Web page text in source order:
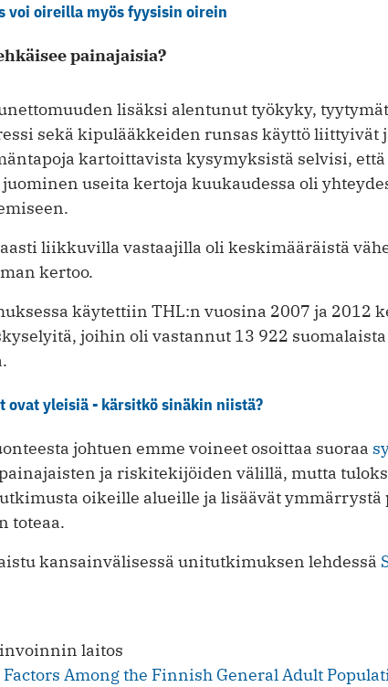
voi oireilla myös fyysisin oirein
painajaisia?
lisäksi alentunut työkyky,
sekä kipulääkkeiden runsas käyttö liittyivät
kartoittavista kysymyksistä selvisi, että
useita kertoja kuukaudessa oli
liikkuvilla vastaajilla oli keskimääräistä
kertoo.
käytettiin THL:n vuosina 2007 ja 2012
joihin oli vastannut 13 922
ovat yleisiä - kärsitkö sinäkin niistä?
johtuen emme voineet osoittaa suoraa
ja riskitekijöiden välillä, mutta
oikeille alueille ja lisäävät ymmärrystä
toteaa.
kansainvälisessä unitutkimuksen lehdessä
laitos
Among the Finnish General Adult